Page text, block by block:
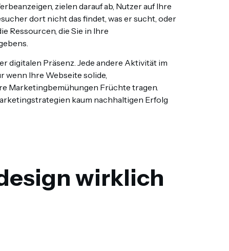
zielen darauf ab, Nutzer auf Ihre
dort nicht das findet, was er sucht, oder
Ressourcen, die Sie in Ihre
digitalen Präsenz. Jede andere Aktivität im
wenn Ihre Webseite solide,
Marketingbemühungen Früchte tragen.
kaum nachhaltigen Erfolg
wirklich